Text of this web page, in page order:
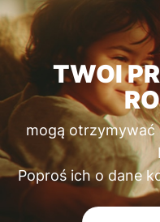
TWOI
mogą otrzymywać
Poproś ich o dane